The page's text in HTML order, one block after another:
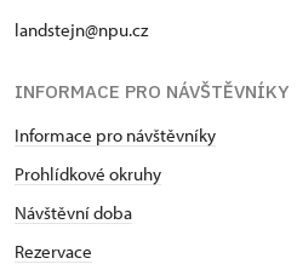
landstejn@npu.cz
INFORMACE PRO NÁVŠTĚVNÍKY
Informace pro návštěvníky
Prohlídkové okruhy
Návštěvní doba
Rezervace